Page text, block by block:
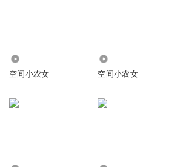
空间小农女 空间小农女